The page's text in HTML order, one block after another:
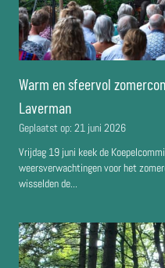
Warm en sfeervol
Laverman
Geplaatst op: 21 juni 2026
Vrijdag 19 juni keek de
weersverwachtingen voor het
wisselden de...